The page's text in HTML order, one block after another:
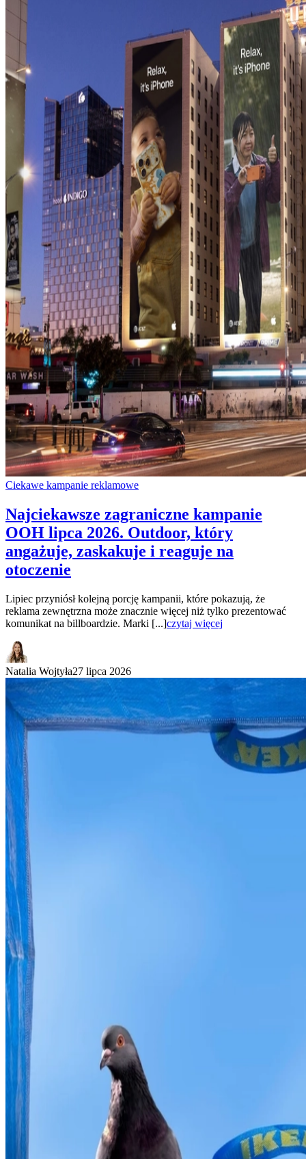
Ciekawe kampanie reklamowe
Najciekawsze zagraniczne kampanie
OOH lipca 2026. Outdoor, który
angażuje, zaskakuje i reaguje na
otoczenie
Lipiec przyniósł kolejną porcję kampanii, które pokazują, że
reklama zewnętrzna może znacznie więcej niż tylko prezentować
komunikat na billboardzie. Marki [...]czytaj więcej
Natalia Wojtyła27 lipca 2026